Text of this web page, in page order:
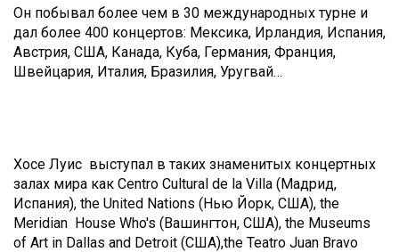
Он побывал более чем в 30 международных турне и
дал более 400 концертов: Мексика, Ирландия, Испания,
Австрия, США, Канада, Куба, Германия, Франция,
Швейцария, Италия, Бразилия, Уругвай…
Хосе Луис выступал в таких знаменитых концертных
залах мира как Centro Cultural de la Villa (Мадрид,
Испания), the United Nations (Нью Йорк, США), the
Meridian House Who's (Вашингтон, США), the Museums
of Art in Dallas and Detroit (США),the Teatro Juan Bravo